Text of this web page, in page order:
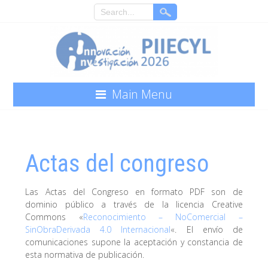
Main Menu
Actas del congreso
Las Actas del Congreso en formato PDF son de
dominio público a través de la licencia Creative
Commons «Reconocimiento – NoComercial –
SinObraDerivada 4.0 Internacional«. El envío de
comunicaciones supone la aceptación y constancia de
esta normativa de publicación.